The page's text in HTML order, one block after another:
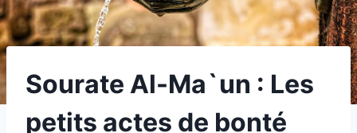
Sourate Al-Ma`un : Les
petits actes de bonté